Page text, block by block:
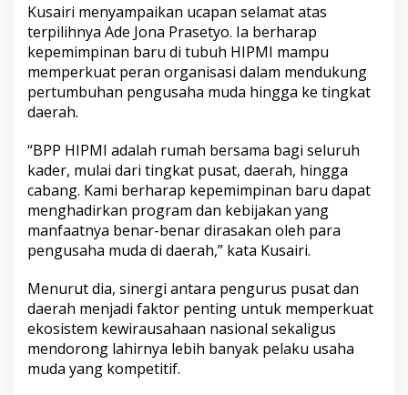
k
u
a
t
P
e
n
P
e
n
g
u
s
a
a
M
u
a
D
Kusairi menyampaikan ucapan selamat atas
terpilihnya Ade Jona Prasetyo. Ia berharap
kepemimpinan baru di tubuh HIPMI mampu
memperkuat peran organisasi dalam mendukung
pertumbuhan pengusaha muda hingga ke tingkat
daerah.
“BPP HIPMI adalah rumah bersama bagi seluruh
kader, mulai dari tingkat pusat, daerah, hingga
cabang. Kami berharap kepemimpinan baru dapat
menghadirkan program dan kebijakan yang
manfaatnya benar-benar dirasakan oleh para
pengusaha muda di daerah,” kata Kusairi.
Menurut dia, sinergi antara pengurus pusat dan
daerah menjadi faktor penting untuk memperkuat
ekosistem kewirausahaan nasional sekaligus
mendorong lahirnya lebih banyak pelaku usaha
muda yang kompetitif.